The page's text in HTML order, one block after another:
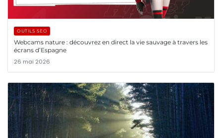
OUTILS SEO
Webcams nature : découvrez en direct la vie sauvage à travers les
écrans d’Espagne
26 mai 2026